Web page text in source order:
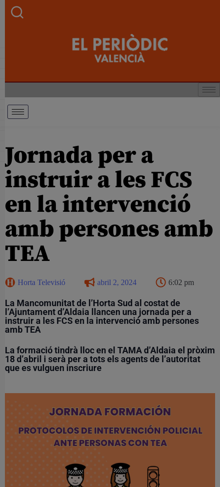
Jornada per a
instruir a les FCS
en la intervenció
amb persones amb
TEA
Horta Televisió abril 2, 2024 6:02 pm
La Mancomunitat de l’Horta Sud al costat de
l’Ajuntament d’Aldaia llancen una jornada per a
instruir a les FCS en la intervenció amb persones
amb TEA
La formació tindrà lloc en el TAMA d’Aldaia el pròxim
18 d’abril i serà per a tots els agents de l’autoritat
que es vulguen inscriure